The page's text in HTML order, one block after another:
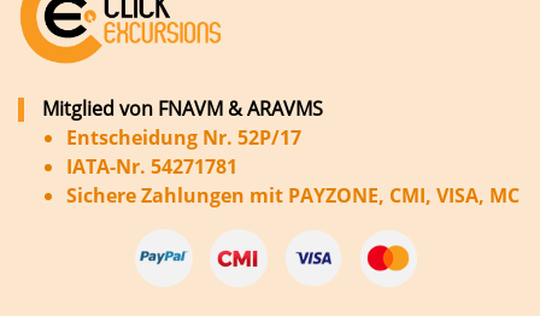
Mitglied von FNAVM & ARAVMS
Entscheidung Nr. 52P/17
IATA-Nr. 54271781
Sichere Zahlungen mit PAYZONE, CMI, VISA, MC